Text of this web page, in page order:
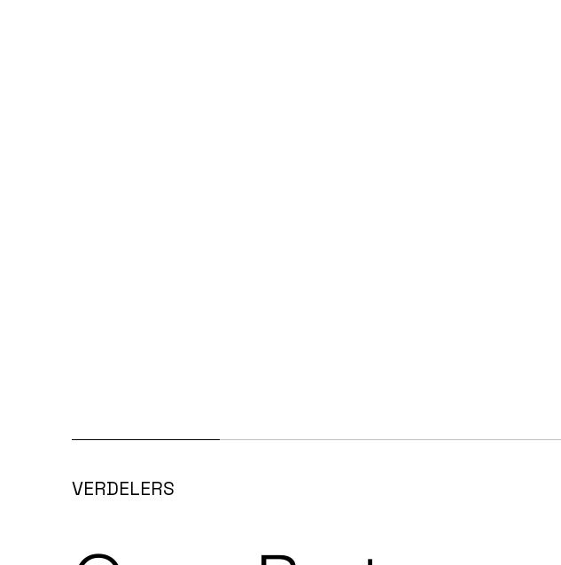
VERDELERS